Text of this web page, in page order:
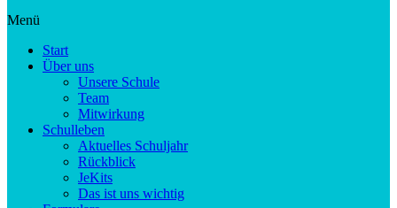
Menü
Start
Über uns
Unsere Schule
Team
Mitwirkung
Schulleben
Aktuelles Schuljahr
Rückblick
JeKits
Das ist uns wichtig